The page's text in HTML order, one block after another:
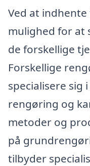
Ved at
mulighed for at
de forskellige
Forskellige
specialisere sig
rengøring og
metoder og
på
tilbyder